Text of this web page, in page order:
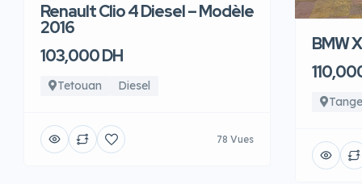
Renault Clio 4 Diesel – Modèle
2016
103,000 DH
Tetouan Diesel
78 Vues
BMW